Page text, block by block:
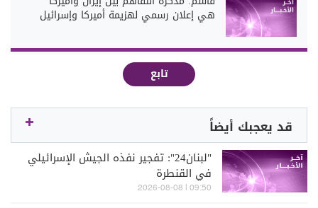
هي إعلان رسمي لهزيمة أميركا وإسرائيل
تابع
قد يعجبك أيضاً
"لبنان24": تفجير نفذه الجيش الإسرائيلي
في القنطرة
09:50 | 2026-08-08